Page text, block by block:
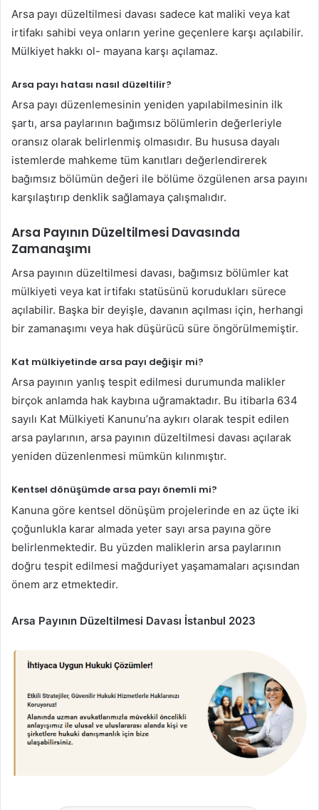
Arsa payı düzeltilmesi davası sadece kat maliki veya kat
irtifakı sahibi veya onların yerine geçenlere karşı açılabilir.
Mülkiyet hakkı ol- mayana karşı açılamaz.
Arsa payı hatası nasıl düzeltilir?
Arsa payı düzenlemesinin yeniden yapılabilmesinin ilk
şartı, arsa paylarının bağımsız bölümlerin değerleriyle
oransız olarak belirlenmiş olmasıdır. Bu hususa dayalı
istemlerde mahkeme tüm kanıtları değerlendirerek
bağımsız bölümün değeri ile bölüme özgülenen arsa payını
karşılaştırıp denklik sağlamaya çalışmalıdır.
Arsa Payının Düzeltilmesi Davasında
Zamanaşımı
Arsa payının düzeltilmesi davası, bağımsız bölümler kat
mülkiyeti veya kat irtifakı statüsünü korudukları sürece
açılabilir. Başka bir deyişle, davanın açılması için, herhangi
bir zamanaşımı veya hak düşürücü süre öngörülmemiştir.
Kat mülkiyetinde arsa payı değişir mi?
Arsa payının yanlış tespit edilmesi durumunda malikler
birçok anlamda hak kaybına uğramaktadır. Bu itibarla 634
sayılı Kat Mülkiyeti Kanunu’na aykırı olarak tespit edilen
arsa paylarının, arsa payının düzeltilmesi davası açılarak
yeniden düzenlenmesi mümkün kılınmıştır.
Kentsel dönüşümde arsa payı önemli mi?
Kanuna göre kentsel dönüşüm projelerinde en az üçte iki
çoğunlukla karar almada yeter sayı arsa payına göre
belirlenmektedir. Bu yüzden maliklerin arsa paylarının
doğru tespit edilmesi mağduriyet yaşamamaları açısından
önem arz etmektedir.
Arsa Payının Düzeltilmesi Davası İstanbul 2023